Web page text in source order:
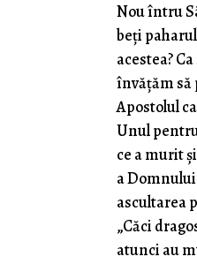
Nou întru
beţi
acestea?
învăţăm să
Apostolul
Unul
ce a murit
a
ascultarea
„Căci
atunci au